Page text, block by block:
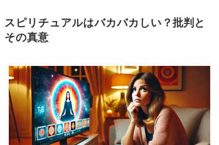
スピリチュアルはバカバカしい？批判と
その真意